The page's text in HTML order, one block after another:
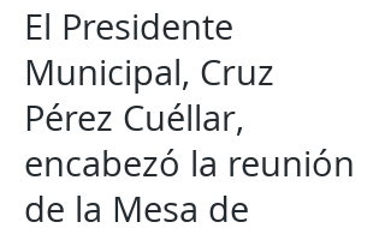
El Presidente
Municipal, Cruz
Pérez Cuéllar,
encabezó la reunión
de la Mesa de